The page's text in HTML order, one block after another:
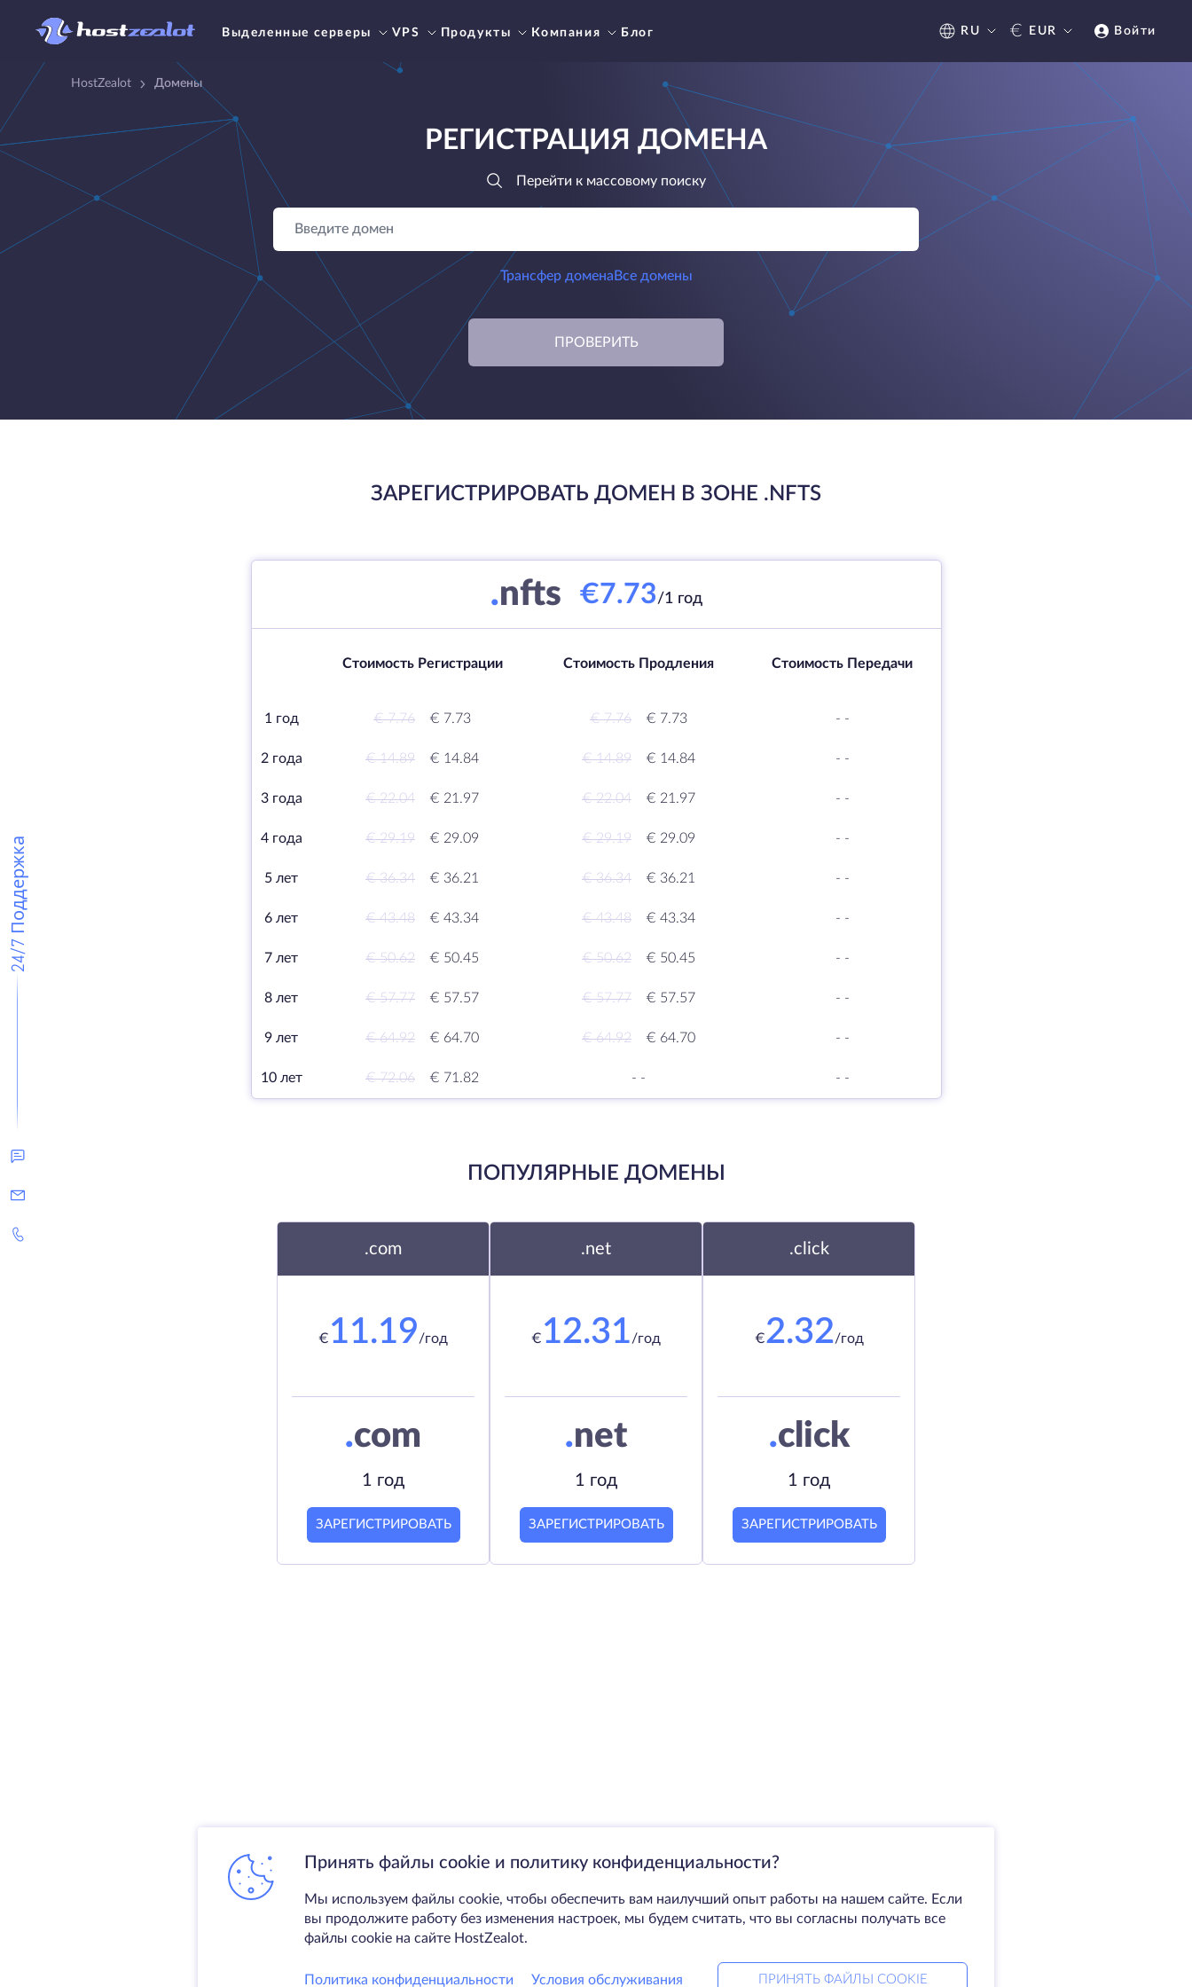
Выделенные серверы VPS Продукты Компания Блог RU € EUR Войти
24/7 Поддержка
HostZealot Домены
РЕГИСТРАЦИЯ ДОМЕНА
Перейти к массовому поиску
Трансфер домена Все домены
ПРОВЕРИТЬ
ЗАРЕГИСТРИРОВАТЬ ДОМЕН В ЗОНЕ .NFTS
.nfts €7.73/1 год
Стоимость Регистрации Стоимость Продления Стоимость Передачи
1 год € 7.76 € 7.73 € 7.76 € 7.73 - -
2 года € 14.89 € 14.84 € 14.89 € 14.84 - -
3 года € 22.04 € 21.97 € 22.04 € 21.97 - -
4 года € 29.19 € 29.09 € 29.19 € 29.09 - -
5 лет € 36.34 € 36.21 € 36.34 € 36.21 - -
6 лет € 43.48 € 43.34 € 43.48 € 43.34 - -
7 лет € 50.62 € 50.45 € 50.62 € 50.45 - -
8 лет € 57.77 € 57.57 € 57.77 € 57.57 - -
9 лет € 64.92 € 64.70 € 64.92 € 64.70 - -
10 лет € 72.06 € 71.82 - - - -
ПОПУЛЯРНЫЕ ДОМЕНЫ
.com
€ 11.19/год
.com
1 год
ЗАРЕГИСТРИРОВАТЬ
.net
€ 12.31/год
.net
1 год
ЗАРЕГИСТРИРОВАТЬ
.click
€2.32/год
.click
1 год
ЗАРЕГИСТРИРОВАТЬ
Принять файлы cookie и политику конфиденциальности?
Мы используем файлы cookie, чтобы обеспечить вам наилучший опыт работы на нашем сайте. Если
вы продолжите работу без изменения настроек, мы будем считать, что вы согласны получать все
файлы cookie на сайте HostZealot.
Политика конфиденциальности Условия обслуживания ПРИНЯТЬ ФАЙЛЫ COOKIE